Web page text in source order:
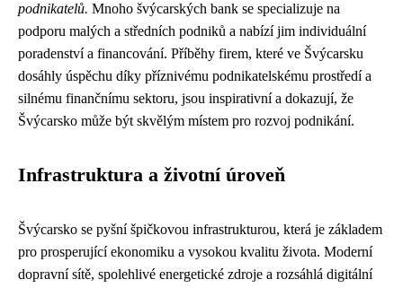
podnikatelů. Mnoho švýcarských bank se specializuje na
podporu malých a středních podniků a nabízí jim individuální
poradenství a financování. Příběhy firem, které ve Švýcarsku
dosáhly úspěchu díky příznivému podnikatelskému prostředí a
silnému finančnímu sektoru, jsou inspirativní a dokazují, že
Švýcarsko může být skvělým místem pro rozvoj podnikání.
Infrastruktura a životní úroveň
Švýcarsko se pyšní špičkovou infrastrukturou, která je základem
pro prosperující ekonomiku a vysokou kvalitu života. Moderní
dopravní sítě, spolehlivé energetické zdroje a rozsáhlá digitální